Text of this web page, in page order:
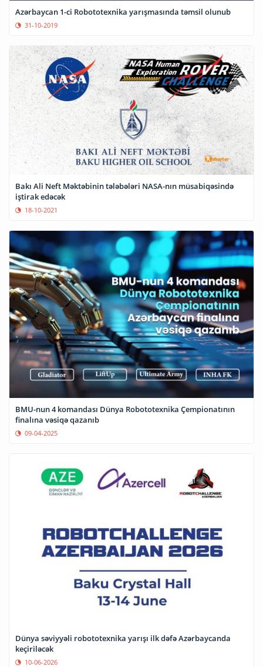
Azərbaycan 1-ci Robototexnika yarışmasında təmsil olunub
31-10-2019
Bakı Ali Neft Məktəbinin tələbələri NASA-nın müsabiqəsində
iştirak edəcək
18-10-2021
BMU-nun 4 komandası Dünya Robototexnika Çempionatının
finalına vəsiqə qazanıb
09-04-2025
Dünya səviyyəli robototexnika yarışı ilk dəfə Azərbaycanda
keçiriləcək
10-06-2026